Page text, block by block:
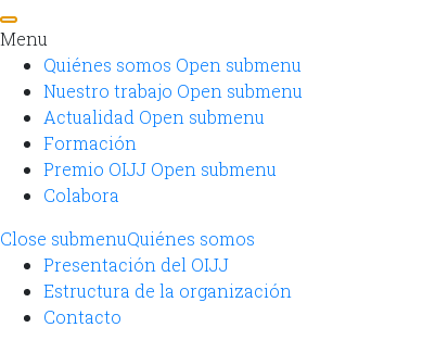
Menu
Quiénes somos Open submenu
Nuestro trabajo Open submenu
Actualidad Open submenu
Formación
Premio OIJJ Open submenu
Colabora
Close submenuQuiénes somos
Presentación del OIJJ
Estructura de la organización
Contacto